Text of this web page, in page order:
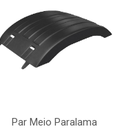
Par Meio Paralama